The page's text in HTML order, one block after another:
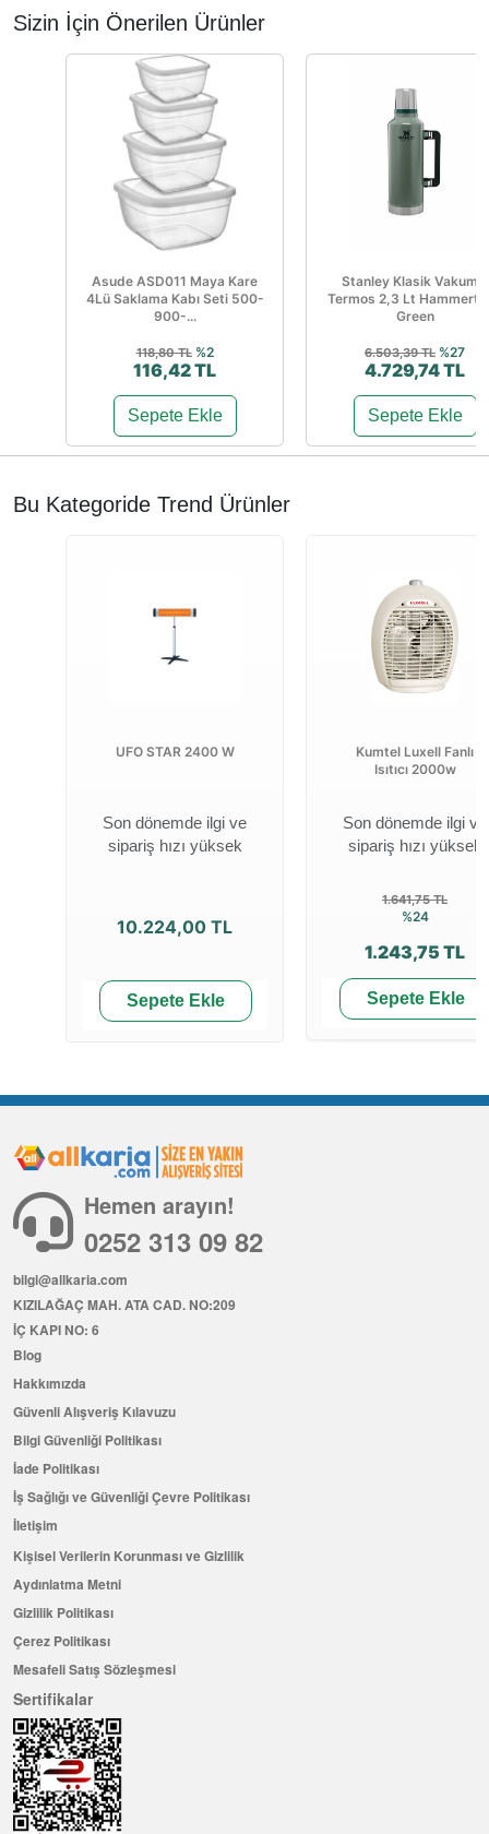
Sizin İçin Önerilen Ürünler
Asude ASD011 Maya Kare
4Lü Saklama Kabı Seti 500-
900-...
118,80 TL %2
116,42 TL
Sepete Ekle
Stanley Klasik Vakumlu
Termos 2,3 Lt
Green
6.503,39 TL %27
4.729,74 TL
Sepete Ekle
Bu Kategoride Trend Ürünler
UFO STAR 2400 W
Son dönemde ilgi ve
sipariş hızı yüksek
10.224,00 TL
Sepete Ekle
Kumtel Luxell Fanlı
Isıtıcı 2000w
Son dönemde ilgi ve
sipariş hızı yüksek
1.641,75 TL
%24
1.243,75 TL
Sepete Ekle
Hemen arayın!
0252 313 09 82
bilgi@allkaria.com
KIZILAĞAÇ MAH. ATA CAD. NO:209
İÇ KAPI NO: 6
Blog
Hakkımızda
Güvenli Alışveriş Kılavuzu
Bilgi Güvenliği Politikası
İade Politikası
İş Sağlığı ve Güvenliği Çevre Politikası
İletişim
Kişisel Verilerin Korunması ve Gizlilik
Aydınlatma Metni
Gizlilik Politikası
Çerez Politikası
Mesafeli Satış Sözleşmesi
Sertifikalar